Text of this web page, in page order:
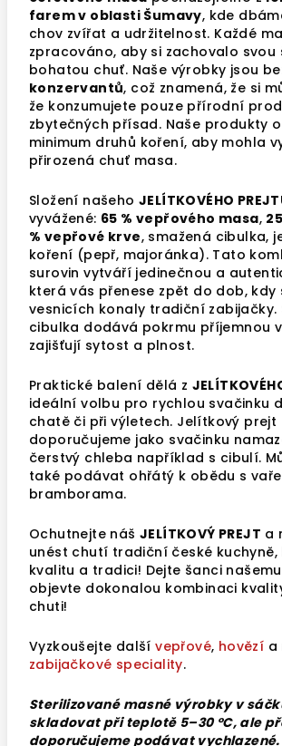
farem v oblasti Šumavy, kde
chov zvířat a udržitelnost. Každé
zpracováno, aby si zachovalo
bohatou chuť. Naše výrobky jsou
konzervantů, což znamená, že si
že konzumujete pouze přírodní
zbytečných přísad. Naše produkty
minimum druhů koření, aby mohla
přirozená chuť masa.
Složení našeho JELÍTKOVÉHO
vyvážené: 65 % vepřového masa,
% vepřové krve, smažená cibulka,
koření (pepř, majoránka). Tato
surovin vytváří jedinečnou a
která vás přenese zpět do dob, kdy
vesnicích konaly tradiční zabijačky.
cibulka dodává pokrmu příjemnou
zajišťují sytost a plnost.
Praktické balení dělá z
ideální volbu pro rychlou svačinku
chatě či při výletech. Jelítkový prejt
doporučujeme jako svačinku
čerstvý chleba například s cibulí.
také podávat ohřátý k obědu s
bramborama.
Ochutnejte náš JELÍTKOVÝ PREJT a
unést chutí tradiční české
kvalitu a tradici! Dejte šanci našemu
objevte dokonalou kombinaci
chuti!
Vyzkoušejte dalšívepřové, hovězí a
zabijačkové speciality.
Sterilizované masné výrobky v
skladovat při teplotě 5–30 °C, ale
doporučujeme podávat